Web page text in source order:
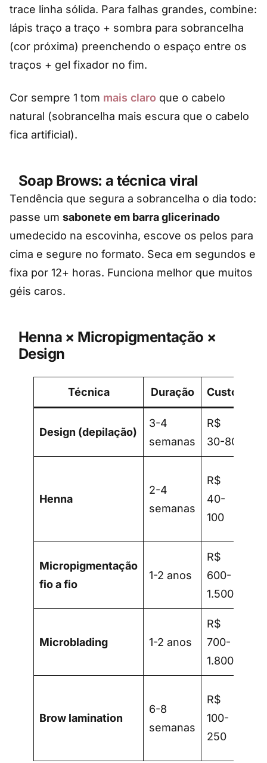
trace linha sólida. Para falhas grandes, combine:
lápis traço a traço + sombra para sobrancelha
(cor próxima) preenchendo o espaço entre os
traços + gel fixador no fim.
Cor sempre 1 tom mais claro que o cabelo
natural (sobrancelha mais escura que o cabelo
fica artificial).
Soap Brows: a técnica viral
Tendência que segura a sobrancelha o dia todo:
passe um sabonete em barra glicerinado
umedecido na escovinha, escove os pelos para
cima e segure no formato. Seca em segundos e
fixa por 12+ horas. Funciona melhor que muitos
géis caros.
Henna × Micropigmentação ×
Design
Técnica Duração Custo
Design (depilação)
3-4
semanas
R$
30-80
Henna
2-4
semanas
R$
40-
100
Micropigmentação
fio a fio
1-2 anos
R$
600-
1.500
Microblading 1-2 anos
R$
700-
1.800
Brow lamination
6-8
semanas
R$
100-
250